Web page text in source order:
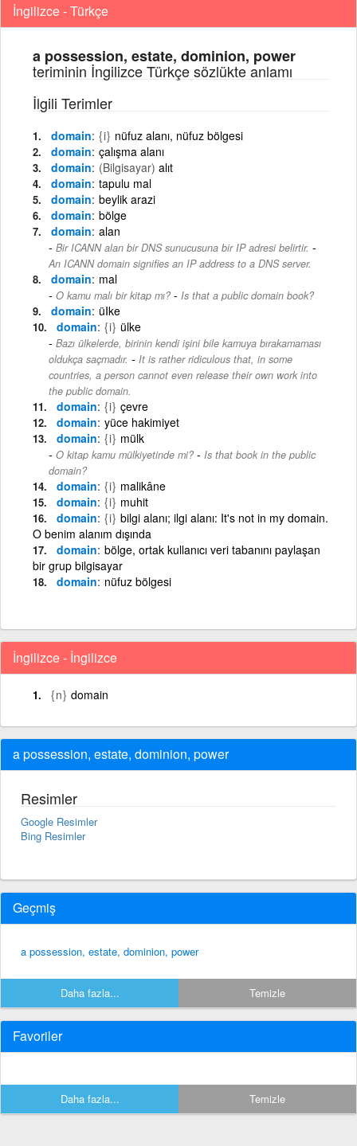
İngilizce - Türkçe
a possession, estate, dominion, power
teriminin İngilizce Türkçe sözlükte anlamı
İlgili Terimler
domain {i} nüfuz alanı, nüfuz bölgesi
domain çalışma alanı
domain (Bilgisayar) alıt
domain tapulu mal
domain beylik arazi
domain bölge
domain alan
Bir ICANN alan bir DNS sunucusuna bir IP adresi belirtir. -
An ICANN domain signifies an IP address to a DNS server.
domain mal
O kamu malı bir kitap mı? - Is that a public domain book?
domain üIke
domain {i} ülke
Bazı ülkelerde, birinin kendi işini bile kamuya bırakamaması
oldukça saçmadır. - It is rather ridiculous that, in some
countries, a person cannot even release their own work into
the public domain.
domain {i} çevre
domain yüce hakimiyet
domain {i} mülk
O kitap kamu mülkiyetinde mi? - Is that book in the public
domain?
domain {i} malikâne
domain {i} muhit
domain {i} bilgi alanı; ilgi alanı: It's not in my domain.
O benim alanım dışında
domain bölge, ortak kullanıcı veri tabanını paylaşan
bir grup bilgisayar
domain nüfuz bölgesi
İngilizce - İngilizce
{n} domain
a possession, estate, dominion, power
Resimler
Google Resimler
Bing Resimler
Geçmiş
a possession, estate, dominion, power
Daha fazla... Temizle
Favoriler
Daha fazla... Temizle